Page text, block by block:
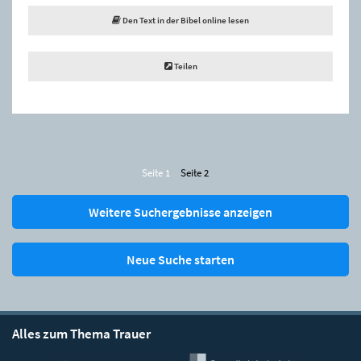
Den Text in der Bibel online lesen
Teilen
Seite 1 Seite 2
Weitere Suchergebnisse anzeigen
Neue Suche starten
Alles zum Thema Trauer